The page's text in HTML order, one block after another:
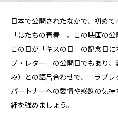
日本で公開されたなかで、初め
「はたちの青春」。この映画の
この日が「キスの日」の記念日
ブ・レター」の公開日でもあり
み）との語呂合わせで、「ラブレ
パートナーへの愛情や感謝の気
絆を強めましょう。